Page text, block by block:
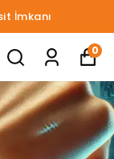
İmkanı
0